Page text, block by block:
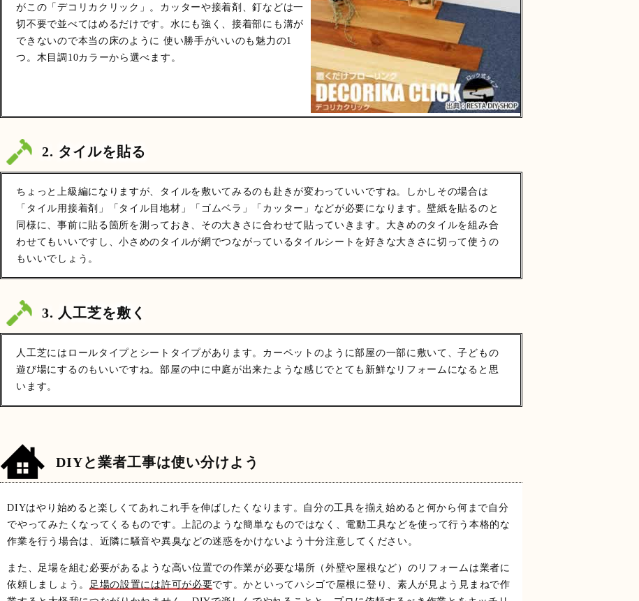
がこの「デコリカクリック」。カッターや接着剤、釘などは一
切不要で並べてはめるだけです。水にも強く、接着部にも溝が
できないので本当の床のように 使い勝手がいいのも魅力の1
つ。木目調10カラーから選べます。
2. タイルを貼る
ちょっと上級編になりますが、タイルを敷いてみるのも赴きが変わっていいですね。しかしその場合は
「タイル用接着剤」「タイル目地材」「ゴムベラ」「カッター」などが必要になります。壁紙を貼るのと
同様に、事前に貼る箇所を測っておき、その大きさに合わせて貼っていきます。大きめのタイルを組み合
わせてもいいですし、小さめのタイルが網でつながっているタイルシートを好きな大きさに切って使うの
もいいでしょう。
3. 人工芝を敷く
人工芝にはロールタイプとシートタイプがあります。カーペットのように部屋の一部に敷いて、子どもの
遊び場にするのもいいですね。部屋の中に中庭が出来たような感じでとても新鮮なリフォームになると思
います。
DIYと業者工事は使い分けよう
DIYはやり始めると楽しくてあれこれ手を伸ばしたくなります。自分の工具を揃え始めると何から何まで自分
でやってみたくなってくるものです。上記のような簡単なものではなく、電動工具などを使って行う本格的な
作業を行う場合は、近隣に騒音や異臭などの迷惑をかけないよう十分注意してください。
また、足場を組む必要があるような高い位置での作業が必要な場所（外壁や屋根など）のリフォームは業者に
依頼しましょう。 足場の設置には許可が必要です。かといってハシゴで屋根に登り、素人が見よう見まねで作